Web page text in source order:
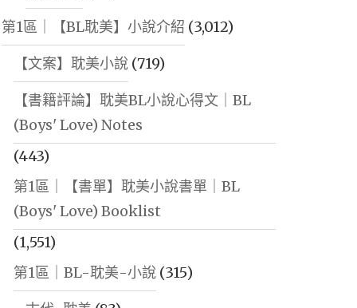
第1區｜【BL耽美】小說介紹 (3,012)
【文案】耽美小說(719)
【書籍評論】耽美BL小說心得文｜BL
(Boys' Love) Notes
(443)
第1區｜【書單】耽美小說書單｜BL
(Boys' Love) Booklist
(1,551)
第1區｜BL-耽美-小說(315)